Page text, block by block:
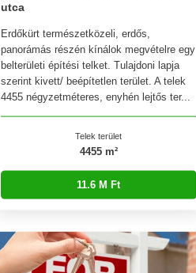
utca
Erdőkürt természetközeli, erdős,
panorámás részén kínálok megvételre egy
belterületi építési telket. Tulajdoni lapja
szerint kivett/ beépítetlen terület. A telek
4455 négyzetméteres, enyhén lejtős ter...
Telek terület
4455 m²
11.6 M Ft